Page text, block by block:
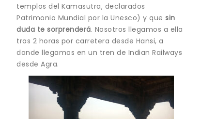
templos del Kamasutra, declarados
Patrimonio Mundial por la Unesco) y que sin
duda te sorprenderá. Nosotros llegamos a ella
tras 2 horas por carretera desde Hansi, a
donde llegamos en un tren de Indian Railways
desde Agra.